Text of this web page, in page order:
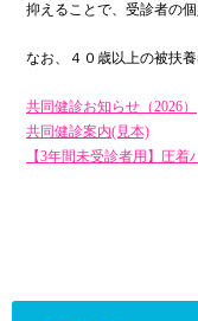
抑えることで、受診者の個
なお、４０歳以上の被扶養
共同健診お知らせ（2026）
共同健診案内(見本)
【3年間未受診者用】圧着